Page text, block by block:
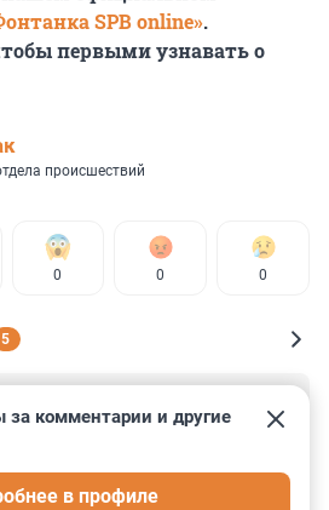
SPB online».
первыми узнавать о
происшествий
0 0 0
5
тем, что по сути эту
собственники жилья т.к. у ТСЖ
за комментарии и другие
в профиле